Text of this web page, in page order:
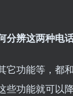
辨这两种电话
能等，都
功能就可以降